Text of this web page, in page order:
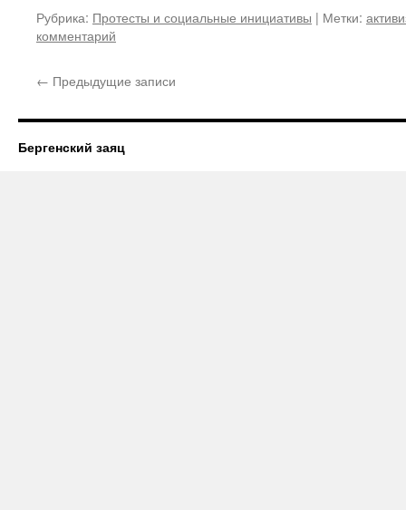
Рубрика: Протесты и социальные инициативы | Метки:
комментарий
← Предыдущие записи
Бергенский заяц